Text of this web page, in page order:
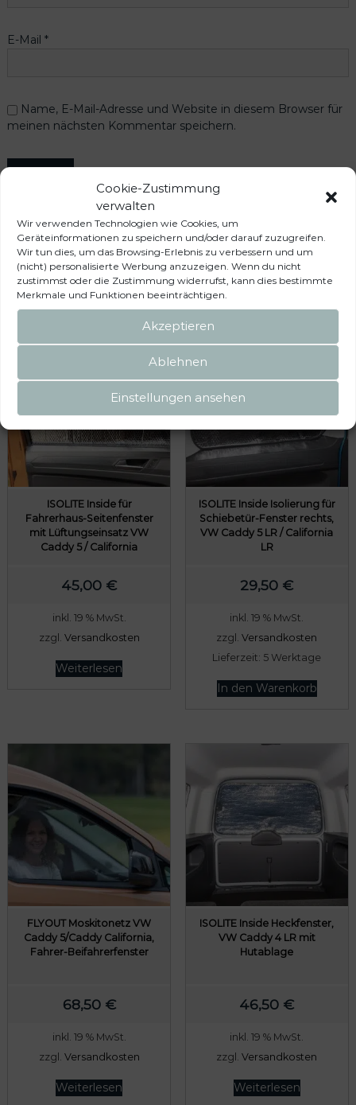
Cookie-Zustimmung
verwalten
Wir verwenden Technologien wie Cookies, um
Geräteinformationen zu speichern und/oder darauf zuzugreifen.
Wir tun dies, um das Browsing-Erlebnis zu verbessern und um
(nicht) personalisierte Werbung anzuzeigen. Wenn du nicht
zustimmst oder die Zustimmung widerrufst, kann dies bestimmte
Merkmale und Funktionen beeinträchtigen.
Akzeptieren
Ablehnen
Einstellungen ansehen
E-Mail *
Name, E-Mail-Adresse und Website in diesem Browser für
meinen nächsten Kommentar speichern.
Das könnte dir auch
gefallen …
ISOLITE Inside für
Fahrerhaus-Seitenfenster
mit Lüftungseinsatz VW
Caddy 5 / California
45,00 €
inkl. 19 % MwSt.
zzgl. Versandkosten
Weiterlesen
ISOLITE Inside Isolierung für
Schiebetür-Fenster rechts,
VW Caddy 5 LR / California
LR
29,50 €
inkl. 19 % MwSt.
zzgl.Versandkosten
Lieferzeit: 5 Werktage
In den Warenkorb
FLYOUT Moskitonetz VW
Caddy 5/Caddy California,
Fahrer-Beifahrerfenster
68,50 €
inkl. 19 % MwSt.
zzgl. Versandkosten
Weiterlesen
ISOLITE Inside Heckfenster,
VW Caddy 4 LR mit
Hutablage
46,50 €
inkl. 19 % MwSt.
zzgl.Versandkosten
Weiterlesen